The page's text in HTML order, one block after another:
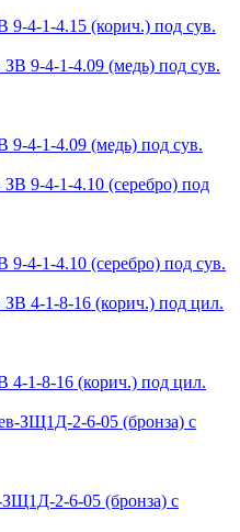
9-4-1-4.15 (корич.) под сув.
9-4-1-4.09 (медь) под сув.
4-1-4.10 (серебро) под сув.
4-1-8-16 (корич.) под цил.
2-6-05 (бронза) с